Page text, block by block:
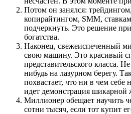
Потом он занялся:
копирайтингом, SMM,
подчеркнуть. Это решение
богатства.
Наконец, свежеиспеченный
свою машину. Это красивый
представительского класса.
нибудь на лазурном берегу.
похвастает, что ни в чем себе
идет демонстрация шикарной
Миллионер обещает научить
сотни тысяч, если тот купит